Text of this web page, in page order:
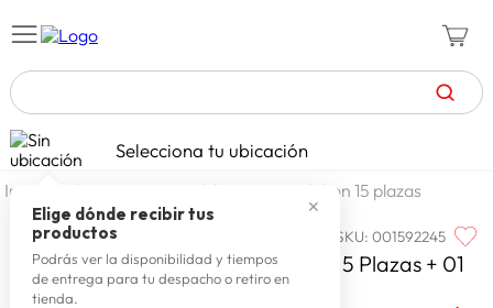
TÉRMINOS MÁS BUSCADOS
1. zapatillas mujer
2. celulares
3. zapatillas hombre
4. moda
Selecciona tu ubicación
✕
Elige dónde recibir tus
productos
Podrás ver la disponibilidad y tiempos
de entrega para tu despacho o retiro en
tienda.
dormitorio colchones colchon 15 plazas
PARAISO SKU:001592245
Paraiso Colchon Royal Elizabeth 1.5 Plazas + 01
Almohada Visc + Protector